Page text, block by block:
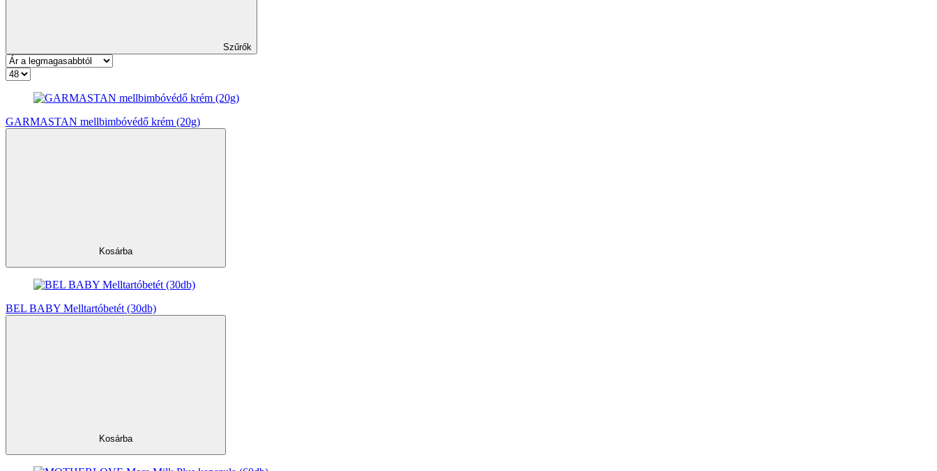
Szűrők
GARMASTAN mellbimbóvédő krém (20g)
Kosárba
BEL BABY Melltartóbetét (30db)
Kosárba